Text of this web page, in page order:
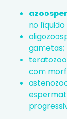
no líquido
gametas;
com